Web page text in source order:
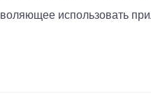
использовать